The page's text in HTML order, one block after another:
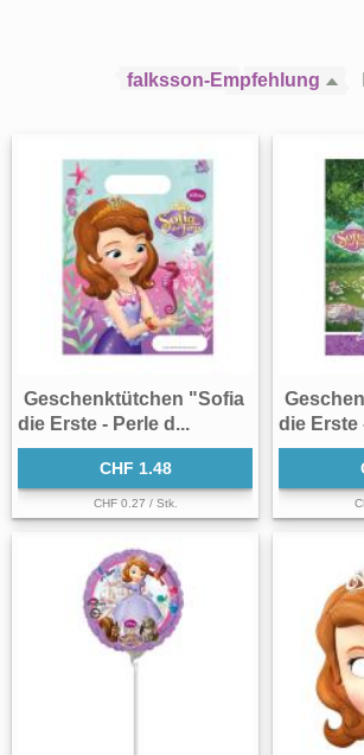
falksson-Empfehlung
Geschenktütchen "Sofia
die Erste - Perle d...
CHF 1.48
CHF 0.27 / Stk.
die Erste